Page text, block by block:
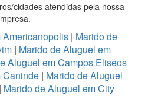
cidades atendidas pela nossa
Americanopolis | Marido de
| Marido de Aluguel em
Aluguel em Campos Eliseos
Caninde| Marido de Aluguel
| Marido de Aluguel em City